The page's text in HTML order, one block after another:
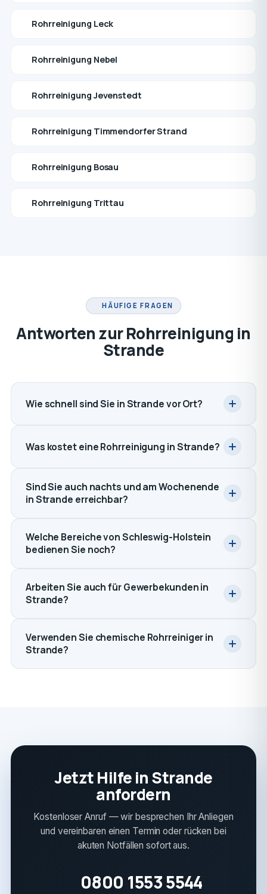
Rohrreinigung Leck
Rohrreinigung Nebel
Rohrreinigung Jevenstedt
Rohrreinigung Timmendorfer Strand
Rohrreinigung Bosau
Rohrreinigung Trittau
HÄUFIGE FRAGEN
Antworten zur Rohrreinigung in
Strande
Wie schnell sind Sie in Strande vor Ort?
Was kostet eine Rohrreinigung in Strande?
Sind Sie auch nachts und am Wochenende
in Strande erreichbar?
Welche Bereiche von Schleswig-Holstein
bedienen Sie noch?
Arbeiten Sie auch für Gewerbekunden in
Strande?
Verwenden Sie chemische Rohrreiniger in
Strande?
Jetzt Hilfe in Strande
anfordern
Kostenloser Anruf — wir besprechen Ihr Anliegen
und vereinbaren einen Termin oder rücken bei
akuten Notfällen sofort aus.
0800 1553 5544